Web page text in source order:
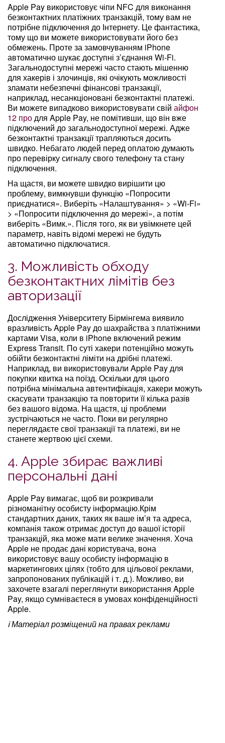
Apple Pay використовує чіпи NFC для виконання
безконтактних платіжних транзакцій, тому вам не
потрібне підключення до Інтернету. Це фантастика,
тому що ви можете використовувати його без
обмежень. Проте за замовчуванням iPhone
автоматично шукає доступні з’єднання Wi-Fi.
Загальнодоступні мережі часто стають мішенню
для хакерів і злочинців, які очікують можливості
зламати небезпечні фінансові транзакції,
наприклад, несанкціоновані безконтактні платежі.
Ви можете випадково використовувати свій айфон
12 продля Apple Pay, не помітивши, що він вже
підключений до загальнодоступної мережі. Адже
безконтактні транзакції трапляються досить
швидко. Небагато людей перед оплатою думають
про перевірку сигналу свого телефону та стану
підключення.
На щастя, ви можете швидко вирішити цю
проблему, вимкнувши функцію «Попросити
приєднатися». Виберіть «Налаштування» > «Wi-Fi»
> «Попросити підключення до мережі», а потім
виберіть «Вимк.». Після того, як ви увімкнете цей
параметр, навіть відомі мережі не будуть
автоматично підключатися.
3. Можливість обходу
безконтактних лімітів без
авторизації
Дослідження Університету Бірмінгема виявило
вразливість Apple Pay до шахрайства з платіжними
картами Visa, коли в iPhone включений режим
Express Transit. По суті хакери потенційно можуть
обійти безконтактні ліміти на дрібні платежі.
Наприклад, ви використовували Apple Pay для
покупки квитка на поїзд. Оскільки для цього
потрібна мінімальна автентифікація, хакери можуть
скасувати транзакцію та повторити її кілька разів
без вашого відома. На щастя, ці проблеми
зустрічаються не часто. Поки ви регулярно
переглядаєте свої транзакції та платежі, ви не
станете жертвою цієї схеми.
4. Apple збирає важливі
персональні дані
Apple Pay вимагає, щоб ви розкривали
різноманітну особисту інформацію.Крім
стандартних даних, таких як ваше ім’я та адреса,
компанія також отримає доступ до вашої історії
транзакцій, яка може мати велике значення. Хоча
Apple не продає дані користувача, вона
використовує вашу особисту інформацію в
маркетингових цілях (тобто для цільової реклами,
запропонованих публікацій і т. д.). Можливо, ви
захочете взагалі переглянути використання Apple
Pay, якщо сумніваєтеся в умовах конфіденційності
Apple.
ℹ️ Матеріал розміщений на правах реклами